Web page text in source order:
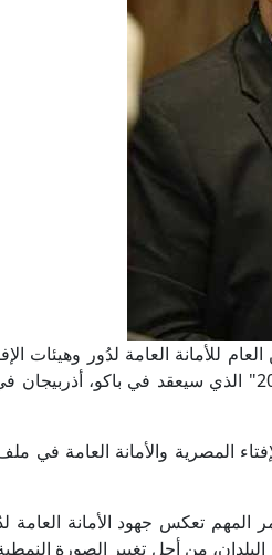
للأمانة العامة لدُور وهيئات
المصرية والأمانة العامة في ملف
تعكس جهود الأمانة العامة
من أجل تغيير الصورة